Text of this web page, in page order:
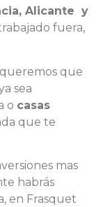
Alicante y
fuera,
que
sea
o casas
que te
mas
habrás
en Frasquet